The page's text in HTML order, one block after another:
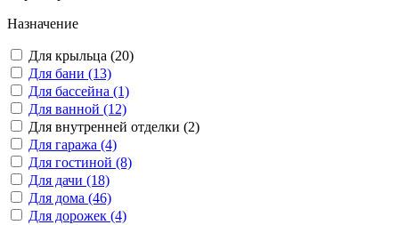
Назначение
Для крыльца (20)
Для бани (13)
Для бассейна (1)
Для ванной (12)
Для внутренней отделки (2)
Для гаража (4)
Для гостиной (8)
Для дачи (18)
Для дома (46)
Для дорожек (4)